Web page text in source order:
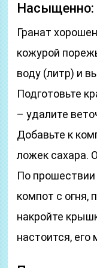
Насыщенно:
Гранат
кожурой
воду (литр) и
Подготовьте
– удалите
Добавьте к
ложек сахара.
По прошествии
компот с огня,
накройте
настоится,